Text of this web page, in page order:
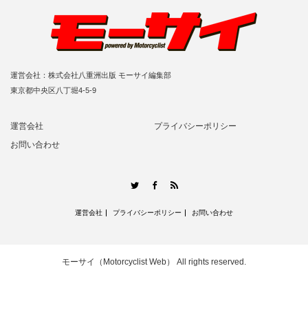
運営会社：株式会社八重洲出版 モーサイ編集部
東京都中央区八丁堀4-5-9
運営会社
プライバシーポリシー
お問い合わせ
TwitterFacebook
運営会社 プライバシーポリシー お問い合わせ
モーサイ（Motorcyclist Web） All rights reserved.